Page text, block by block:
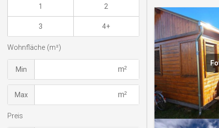
1 2
3 4+
Wohnfläche (m²)
Min
Max
Preis